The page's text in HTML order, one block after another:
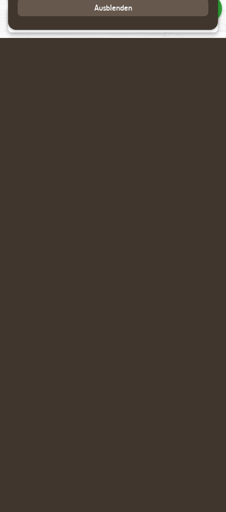
Ausblenden